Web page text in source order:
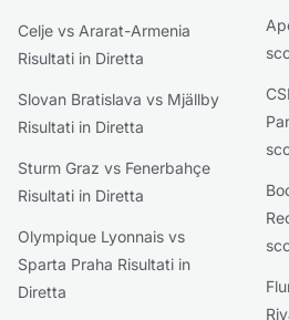
Celje vs Ararat-Armenia
Risultati in Diretta
Slovan Bratislava vs Mjällby
Risultati in Diretta
Sturm Graz vs Fenerbahçe
Risultati in Diretta
Olympique Lyonnais vs
Sparta Praha Risultati in
Diretta